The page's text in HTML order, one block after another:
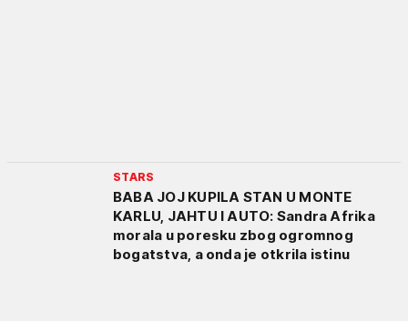
STARS
BABA JOJ KUPILA STAN U MONTE
KARLU, JAHTU I AUTO: Sandra Afrika
morala u poresku zbog ogromnog
bogatstva, a onda je otkrila istinu